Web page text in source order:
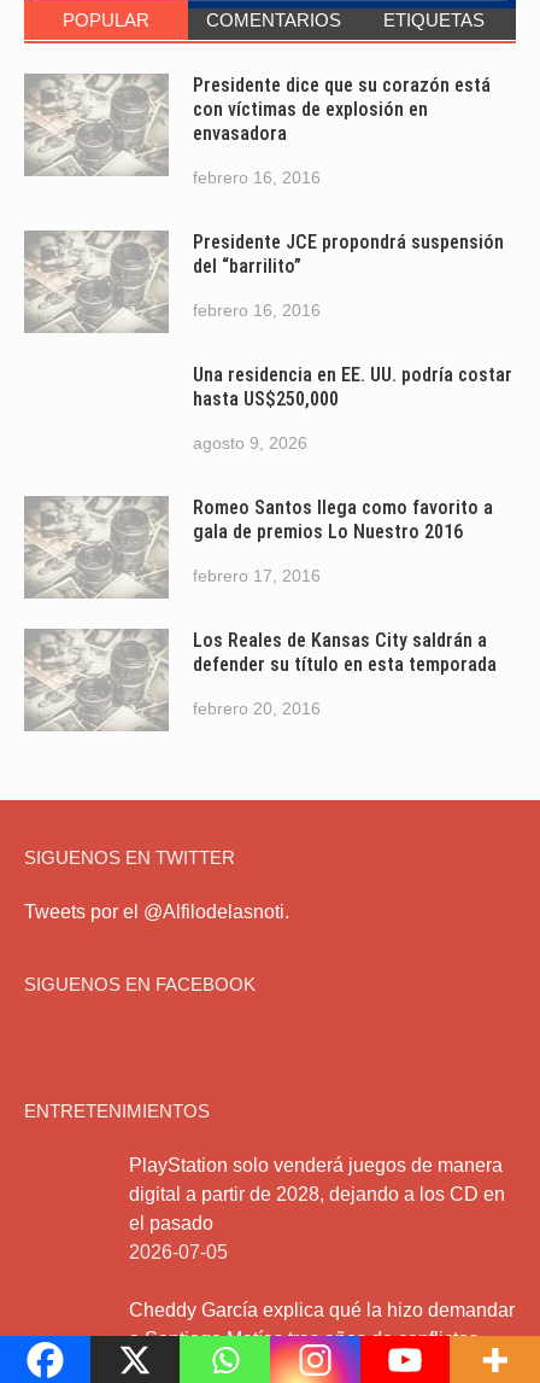
POPULAR COMENTARIOS ETIQUETAS
Presidente dice que su corazón está
con víctimas de explosión en
envasadora
febrero 16, 2016
Presidente JCE propondrá suspensión
del “barrilito”
febrero 16, 2016
Una residencia en EE. UU. podría costar
hasta US$250,000
agosto 9, 2026
Romeo Santos llega como favorito a
gala de premios Lo Nuestro 2016
febrero 17, 2016
Los Reales de Kansas City saldrán a
defender su título en esta temporada
febrero 20, 2016
SIGUENOS EN TWITTER
Tweets por el @Alfilodelasnoti.
SIGUENOS EN FACEBOOK
ENTRETENIMIENTOS
PlayStation solo venderá juegos de manera
digital a partir de 2028, dejando a los CD en
el pasado
2026-07-05
Cheddy García explica qué la hizo demandar
a Santiago Matías tras años de conflictos
2026-06-05